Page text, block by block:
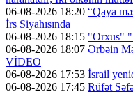
06-08-2026 18:20 “Qaya
İrs Siyahısında
06-08-2026 18:15 "Orxus"
06-08-2026 18:07 Ərbəin
VİDEO
06-08-2026 17:53 İsrail
06-08-2026 17:45 Rüfət